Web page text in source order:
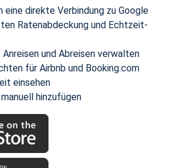
eine direkte Verbindung zu Google
Ratenabdeckung und Echtzeit-
Anreisen und Abreisen verwalten
für Airbnb und Booking.com
einsehen
hinzufügen